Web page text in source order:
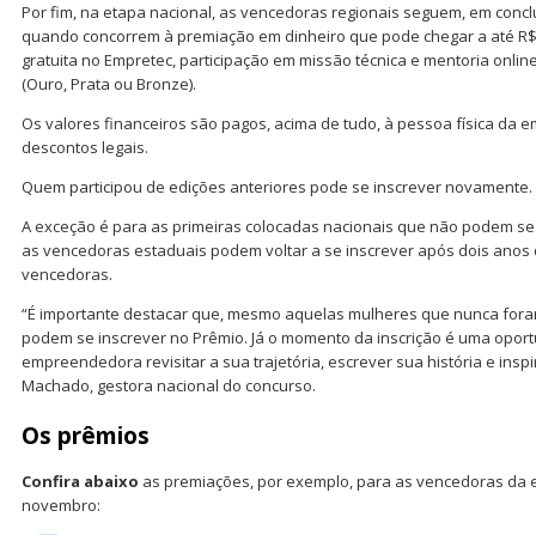
Por fim, na etapa nacional, as vencedoras regionais seguem, em
quando concorrem à premiação em dinheiro que pode chegar a até
gratuita no Empretec, participação em missão técnica e mentoria
(Ouro, Prata ou Bronze).
Os valores financeiros são pagos, acima de tudo, à pessoa física da
descontos legais.
Quem participou de edições anteriores pode se inscrever novamente.
A exceção é para as primeiras colocadas nacionais que não podem
as vencedoras estaduais podem voltar a se inscrever após dois
vencedoras.
“É importante destacar que, mesmo aquelas mulheres que nunca
podem se inscrever no Prêmio. Já o momento da inscrição é uma
empreendedora revisitar a sua trajetória, escrever sua história e
Machado, gestora nacional do concurso.
Os prêmios
Confira abaixo as premiações, por exemplo, para as vencedoras da
novembro: